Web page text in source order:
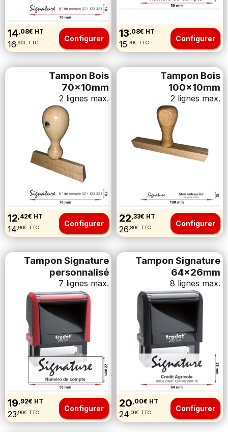
14,08€ HT
16,90€ TTC Configurer 13,08€ HT
15,70€ TTC Configurer
Tampon Bois
70x10mm
2 lignes max.
12,42€ HT
14,90€ TTC Configurer
Tampon Bois
100x10mm
2 lignes max.
22,33€ HT
26,80€ TTC Configurer
Tampon Signature
personnalisé
7 lignes max.
19,92€ HT
23,90€ TTC Configurer
Tampon Signature
64x26mm
8 lignes max.
20,00€ HT
24,00€ TTC Configurer